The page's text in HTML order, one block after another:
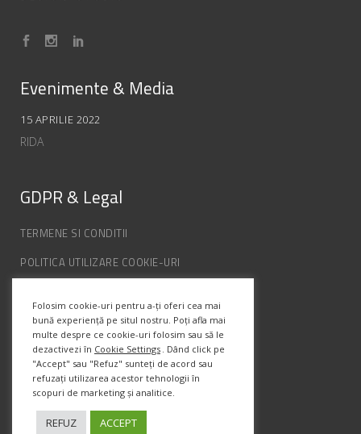
Evenimente & Media
15 APRILIE 2022
RIDA
GDPR & Legal
TERMENE SI CONDITII
POLITICA UTILIZARE COOKIE-URI
ANPC
Info Contact
Str. Semenic, Nr.1, Ap.5, Timisoara.
Telefon:(+4) 0747 066 701
Folosim cookie-uri pentru a-ți oferi cea mai
bună experiență pe situl nostru. Poți afla mai
multe despre ce cookie-uri folosim sau să le
dezactivezi în Cookie Settings . Dând click pe
"Accept" sau "Refuz" sunteți de acord sau
refuzați utilizarea acestor tehnologii în
scopuri de marketing și analitice.
REFUZ ACCEPT